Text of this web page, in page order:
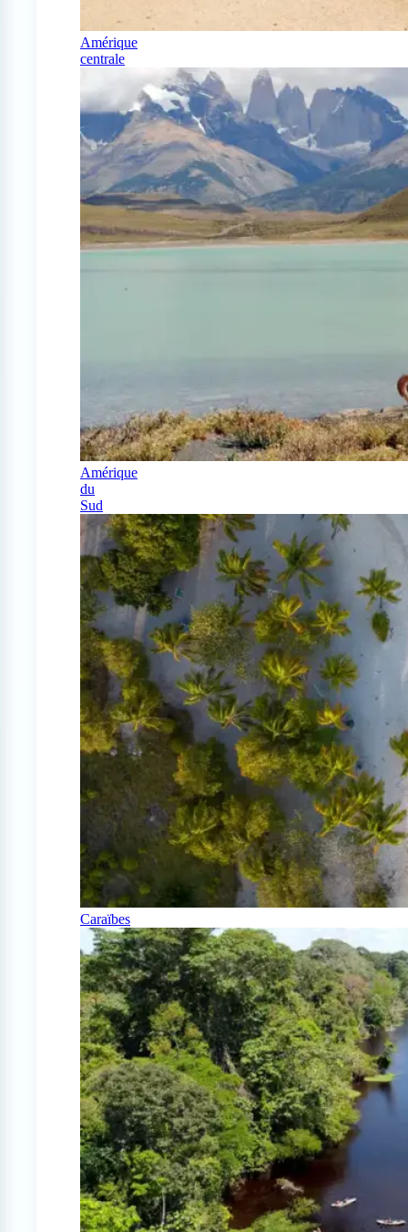
Amérique
centrale
Amérique
du
Sud
Caraïbes